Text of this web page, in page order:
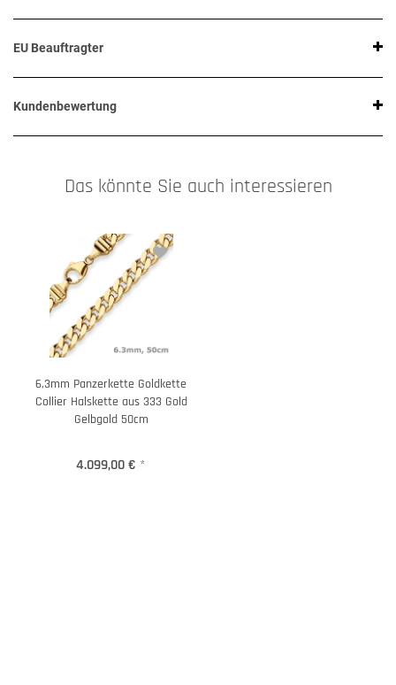
EU Beauftragter
Kundenbewertung
Das könnte Sie auch interessieren
6,3mm Panzerkette Goldkette
Collier Halskette aus 333 Gold
Gelbgold 50cm
4.099,00 € *